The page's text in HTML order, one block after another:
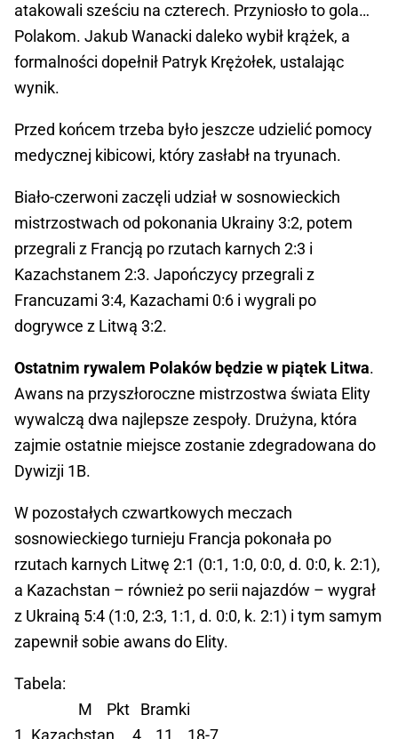
atakowali sześciu na czterech. Przyniosło to gola…
Polakom. Jakub Wanacki daleko wybił krążek, a
formalności dopełnił Patryk Krężołek, ustalając
wynik.
Przed końcem trzeba było jeszcze udzielić pomocy
medycznej kibicowi, który zasłabł na tryunach.
Biało-czerwoni zaczęli udział w sosnowieckich
mistrzostwach od pokonania Ukrainy 3:2, potem
przegrali z Francją po rzutach karnych 2:3 i
Kazachstanem 2:3. Japończycy przegrali z
Francuzami 3:4, Kazachami 0:6 i wygrali po
dogrywce z Litwą 3:2.
Ostatnim rywalem Polaków będzie w piątek Litwa.
Awans na przyszłoroczne mistrzostwa świata Elity
wywalczą dwa najlepsze zespoły. Drużyna, która
zajmie ostatnie miejsce zostanie zdegradowana do
Dywizji 1B.
W pozostałych czwartkowych meczach
sosnowieckiego turnieju Francja pokonała po
rzutach karnych Litwę 2:1 (0:1, 1:0, 0:0, d. 0:0, k. 2:1),
a Kazachstan – również po serii najazdów – wygrał
z Ukrainą 5:4 (1:0, 2:3, 1:1, d. 0:0, k. 2:1) i tym samym
zapewnił sobie awans do Elity.
Tabela:
M Pkt Bramki
1. Kazachstan 4 11 18-7